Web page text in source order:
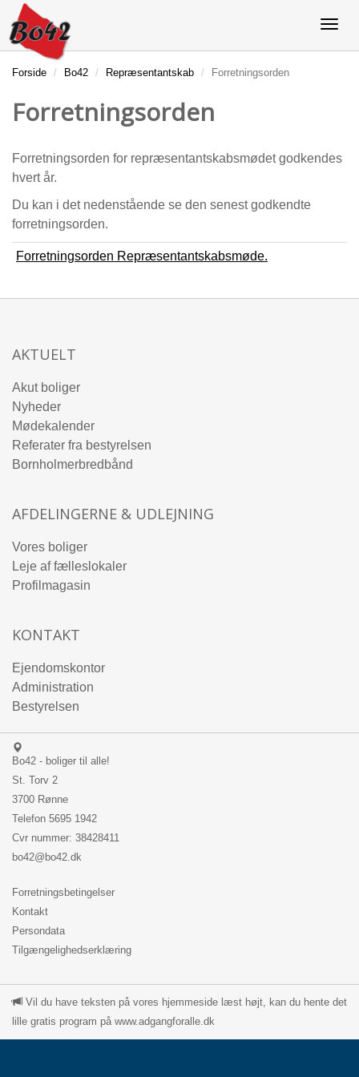
Forside Bo42 Repræsentantskab Forretningsorden
Forretningsorden
Forretningsorden for repræsentantskabsmødet godkendes
hvert år.
Du kan i det nedenstående se den senest godkendte
forretningsorden.
Forretningsorden Repræsentantskabsmøde.
AKTUELT
Akut boliger
Nyheder
Mødekalender
Referater fra bestyrelsen
Bornholmerbredbånd
AFDELINGERNE & UDLEJNING
Vores boliger
Leje af fælleslokaler
Profilmagasin
KONTAKT
Ejendomskontor
Administration
Bestyrelsen
Bo42 - boliger til alle!
St. Torv 2
3700 Rønne
Telefon 5695 1942
Cvr nummer: 38428411
bo42@bo42.dk
Forretningsbetingelser
Kontakt
Persondata
Tilgængelighedserklæring
Vil du have teksten på vores hjemmeside læst højt, kan du hente det
lille gratis program på www.adgangforalle.dk